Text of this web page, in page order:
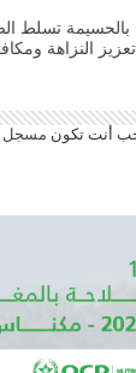
بالحسيمة تسلط
النزاهة
أنت تكون مسجل